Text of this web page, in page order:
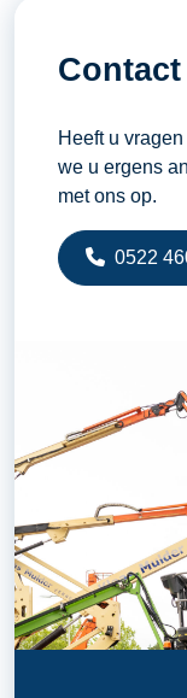
Contact
Heeft u
we u ergens
met ons op.
0522